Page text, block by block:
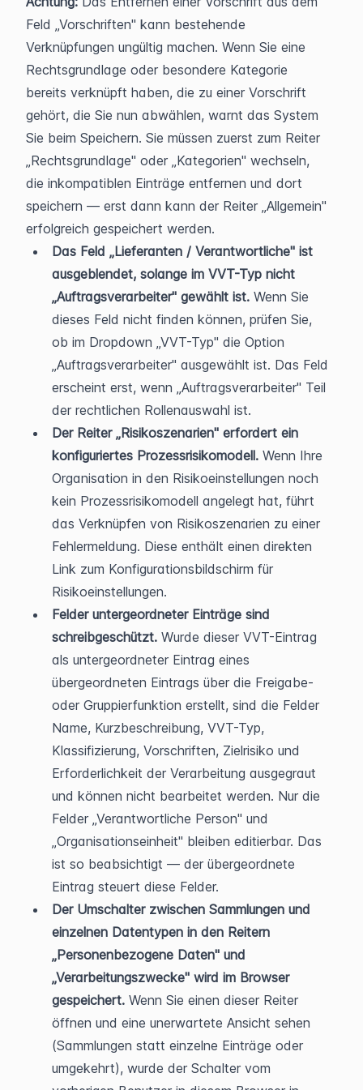
Feld „Vorschriften" kann bestehende
Verknüpfungen ungültig machen. Wenn Sie eine
Rechtsgrundlage oder besondere Kategorie
bereits verknüpft haben, die zu einer Vorschrift
gehört, die Sie nun abwählen, warnt das System
Sie beim Speichern. Sie müssen zuerst zum Reiter
„Rechtsgrundlage" oder „Kategorien" wechseln,
die inkompatiblen Einträge entfernen und dort
speichern — erst dann kann der Reiter „Allgemein"
erfolgreich gespeichert werden.
Das Feld „Lieferanten / Verantwortliche" ist
ausgeblendet, solange im VVT-Typ nicht
„Auftragsverarbeiter" gewählt ist. Wenn Sie
dieses Feld nicht finden können, prüfen Sie,
ob im Dropdown „VVT-Typ" die Option
„Auftragsverarbeiter" ausgewählt ist. Das Feld
erscheint erst, wenn „Auftragsverarbeiter" Teil
der rechtlichen Rollenauswahl ist.
Der Reiter „Risikoszenarien" erfordert ein
konfiguriertes Prozessrisikomodell. Wenn Ihre
Organisation in den Risikoeinstellungen noch
kein Prozessrisikomodell angelegt hat, führt
das Verknüpfen von Risikoszenarien zu einer
Fehlermeldung. Diese enthält einen direkten
Link zum Konfigurationsbildschirm für
Risikoeinstellungen.
Felder untergeordneter Einträge sind
schreibgeschützt. Wurde dieser VVT-Eintrag
als untergeordneter Eintrag eines
übergeordneten Eintrags über die Freigabe-
oder Gruppierfunktion erstellt, sind die Felder
Name, Kurzbeschreibung, VVT-Typ,
Klassifizierung, Vorschriften, Zielrisiko und
Erforderlichkeit der Verarbeitung ausgegraut
und können nicht bearbeitet werden. Nur die
Felder „Verantwortliche Person" und
„Organisationseinheit" bleiben editierbar. Das
ist so beabsichtigt — der übergeordnete
Eintrag steuert diese Felder.
Der Umschalter zwischen Sammlungen und
einzelnen Datentypen in den Reitern
„Personenbezogene Daten" und
„Verarbeitungszwecke" wird im Browser
gespeichert. Wenn Sie einen dieser Reiter
öffnen und eine unerwartete Ansicht sehen
(Sammlungen statt einzelne Einträge oder
umgekehrt), wurde der Schalter vom